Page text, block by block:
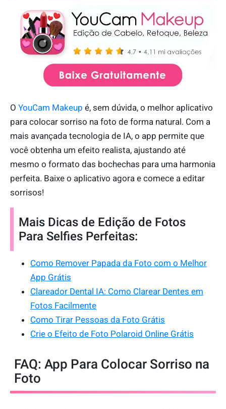
O YouCam Makeup é, sem dúvida, o melhor aplicativo
para colocar sorriso na foto de forma natural. Com a
mais avançada tecnologia de IA, o app permite que
você obtenha um efeito realista, ajustando até
mesmo o formato das bochechas para uma harmonia
perfeita. Baixe o aplicativo agora e comece a editar
sorrisos!
Mais Dicas de Edição de Fotos
Para Selfies Perfeitas:
Como Remover Papada da Foto com o Melhor
App Grátis
Clareador Dental IA: Como Clarear Dentes em
Fotos Facilmente
Como Tirar Pessoas da Foto Grátis
Crie o Efeito de Foto Polaroid Online Grátis
FAQ: App Para Colocar Sorriso na
Foto